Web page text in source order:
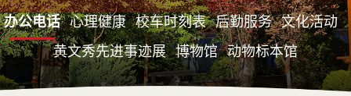
办公电话 心理健康 校车时刻表 后勤服务 文化活动
黄文秀先进事迹展 博物馆 动物标本馆